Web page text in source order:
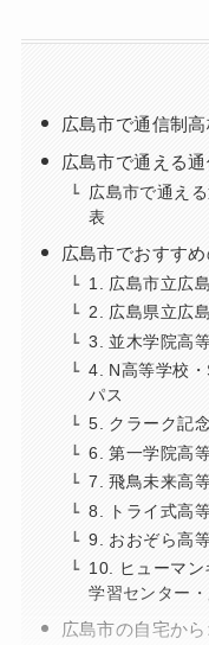
広島市で通信制
広島市で通える
広島市で通え
表
広島市でおすす
1. 広島市立広
2. 広島県立広
3. 並木学院高
4. N高等学校
パス
5. クラーク記
6. 第一学院高
7. 飛鳥未来高
8. トライ式高
9. おおぞら高
10. ヒューマン
学習センター
広島市の自宅か